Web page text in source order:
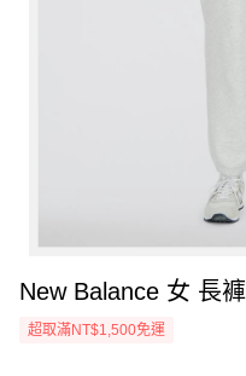
New Balance 女 長
超取滿NT$1,500免運